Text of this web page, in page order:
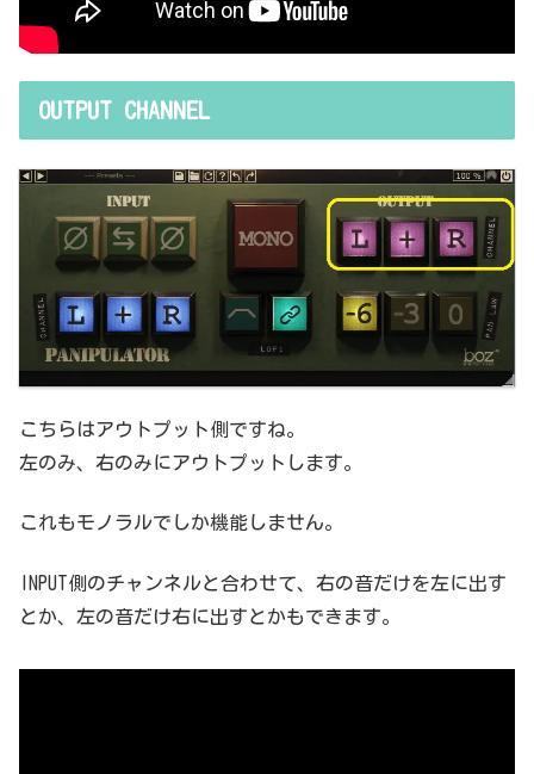
OUTPUT CHANNEL
こちらはアウトプット側ですね。
左のみ、右のみにアウトプットします。
これもモノラルでしか機能しません。
INPUT側のチャンネルと合わせて、右の音だけを左に出す
とか、左の音だけ右に出すとかもできます。